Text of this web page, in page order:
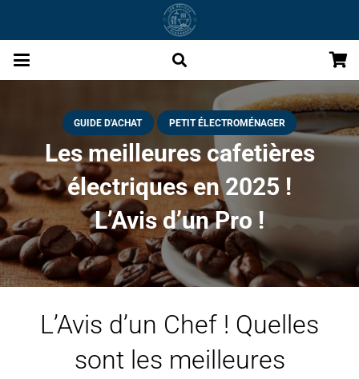
GUIDE D'ACHAT PETIT ÉLECTROMÉNAGER
Les meilleures cafetières
électriques en 2025 !
L’Avis d’un Pro !
L’Avis d’un Chef ! Quelles
sont les meilleures